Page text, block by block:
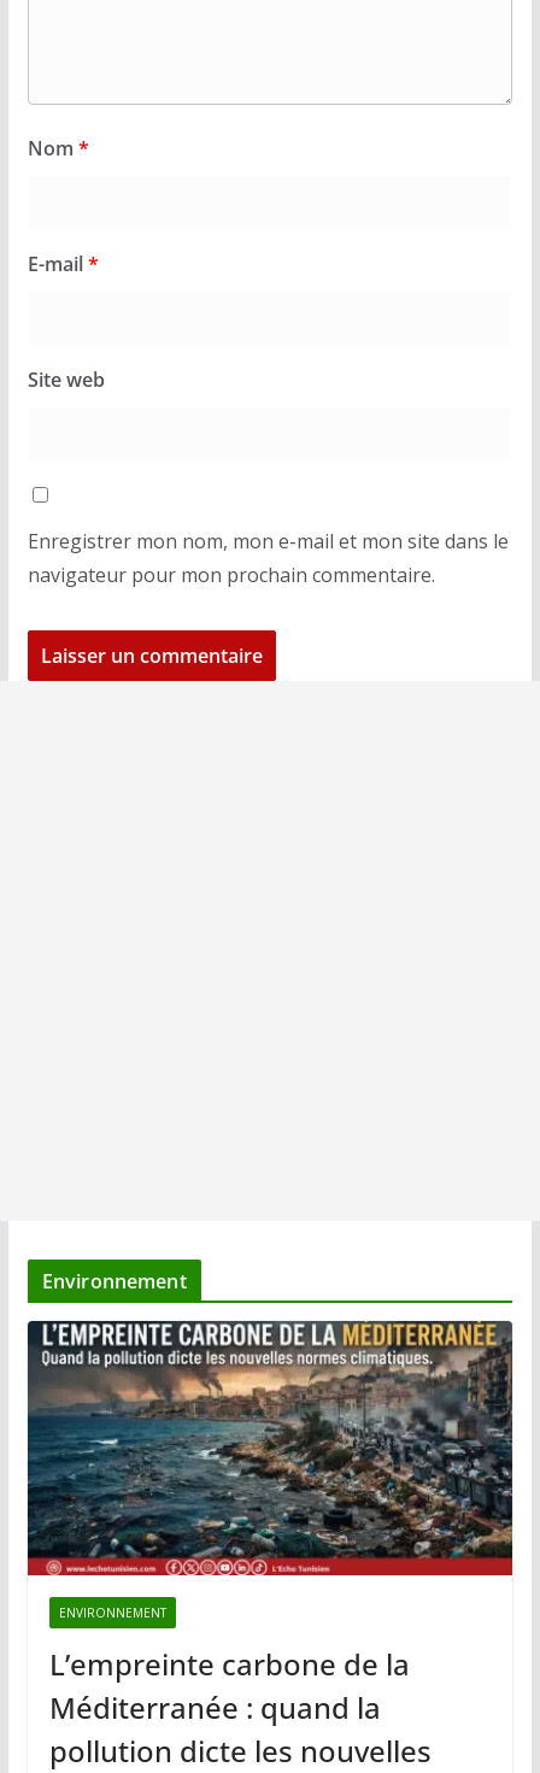
Nom *
E-mail*
Site web
Enregistrer mon nom, mon e-mail et mon site dans le
navigateur pour mon prochain commentaire.
Environnement
ENVIRONNEMENT
L’empreinte carbone de la
Méditerranée : quand la
pollution dicte les nouvelles